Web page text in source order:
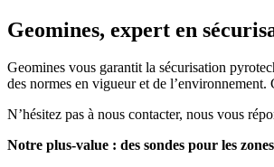
Geomines, expert en
Geomines vous garantit la sécurisation
des normes en vigueur et de
N’hésitez pas à nous contacter, nous vous
Notre plus-value : des sondes pour les